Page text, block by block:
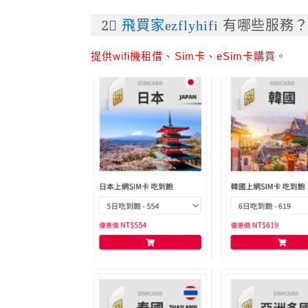
2⃣ 飛買家ezflyhifi 有哪些服務
提供wifi機租借、Sim卡、eSim卡購買 。